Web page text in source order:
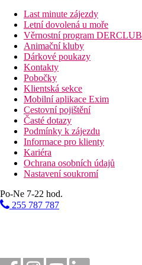
Pláž
Plážová dovolená
Fotogalerie
Last minute zájezdy
Letní dovolená u moře
Věrnostní program DERCLUB
Animační kluby
Dárkové poukazy
Kontakty
Pobočky
Klientská sekce
Mobilní aplikace Exim
Cestovní pojištění
Časté dotazy
Podmínky k zájezdu
Informace pro klienty
Kariéra
Ochrana osobních údajů
Nastavení soukromí
Po-Ne 7-22 hod.
255 787 787